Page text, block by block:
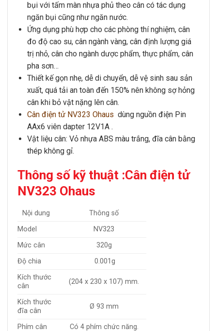
bụi với tấm màn nhựa phủ theo cân có tác dụng
ngăn bụi cũng như ngăn nước.
Ứng dụng phù hợp cho các phòng thí nghiệm, cân
đo độ cao su, cân ngành vàng, cân định lượng giá
trị nhỏ, cân cho ngành dược phẩm, thực phẩm, cân
pha sơn…
Thiết kế gọn nhẹ, dễ di chuyển, dễ vệ sinh sau sản
xuất, quá tải an toàn đến 150% nên không sợ hỏng
cân khi bỏ vật nặng lên cân.
Cân điện tử NV323 Ohaus dùng nguồn điện Pin
AAx6 viên dapter 12V1A .
Vật liệu cân: Vỏ nhựa ABS màu trắng, đĩa cân bằng
thép không gỉ.
Thông số kỹ thuật :Cân điện tử
NV323 Ohaus
Nội dung
Thông số
Model
NV323
Mức cân
320g
Độ chia
0.001g
Kích thước
cân
(204 x 230 x 107) mm.
Kích thước
đĩa cân
Ø 93 mm
Phím cân Có 4 phím chức năng.